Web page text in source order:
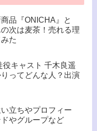
品『ONICHA』と
次は麦茶！売れる理
た
役キャスト 千木良遥
ってどんな人？出演
立ちやプロフィー
やグループなど